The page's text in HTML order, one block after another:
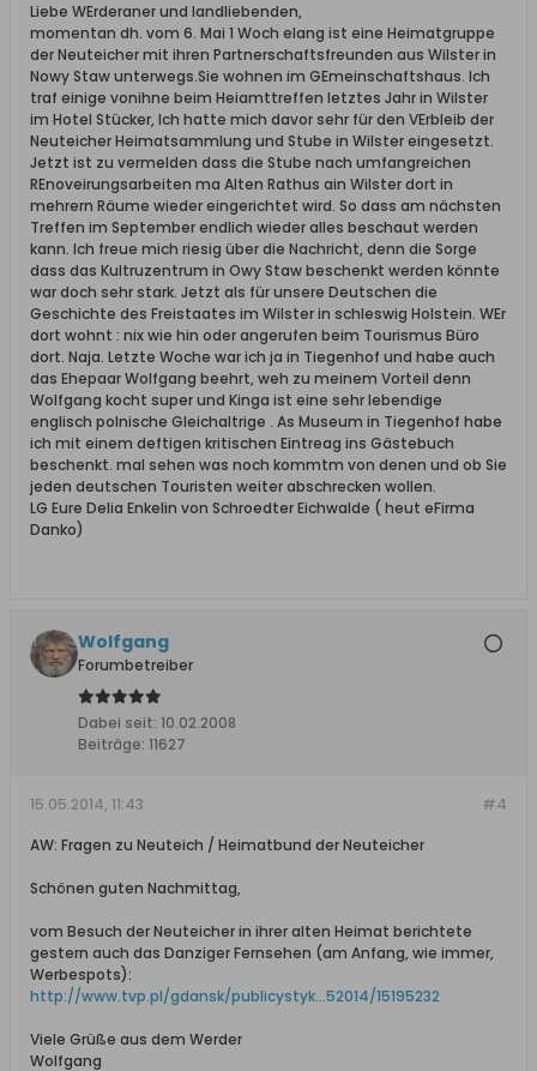
Liebe WErderaner und landliebenden,
momentan dh. vom 6. Mai 1 Woch elang ist eine Heimatgruppe
der Neuteicher mit ihren Partnerschaftsfreunden aus Wilster in
Nowy Staw unterwegs.Sie wohnen im GEmeinschaftshaus. Ich
traf einige vonihne beim Heiamttreffen letztes Jahr in Wilster
im Hotel Stücker, Ich hatte mich davor sehr für den VErbleib der
Neuteicher Heimatsammlung und Stube in Wilster eingesetzt.
Jetzt ist zu vermelden dass die Stube nach umfangreichen
REnoveirungsarbeiten ma Alten Rathus ain Wilster dort in
mehrern Räume wieder eingerichtet wird. So dass am nächsten
Treffen im September endlich wieder alles beschaut werden
kann. Ich freue mich riesig über die Nachricht, denn die Sorge
dass das Kultruzentrum in Owy Staw beschenkt werden könnte
war doch sehr stark. Jetzt als für unsere Deutschen die
Geschichte des Freistaates im Wilster in schleswig Holstein. WEr
dort wohnt : nix wie hin oder angerufen beim Tourismus Büro
dort. Naja. Letzte Woche war ich ja in Tiegenhof und habe auch
das Ehepaar Wolfgang beehrt, weh zu meinem Vorteil denn
Wolfgang kocht super und Kinga ist eine sehr lebendige
englisch polnische Gleichaltrige . As Museum in Tiegenhof habe
ich mit einem deftigen kritischen Eintreag ins Gästebuch
beschenkt. mal sehen was noch kommtm von denen und ob Sie
jeden deutschen Touristen weiter abschrecken wollen.
LG Eure Delia Enkelin von Schroedter Eichwalde ( heut eFirma
Danko)
Wolfgang
Forumbetreiber
Dabei seit: 10.02.2008
Beiträge: 11627
#4
15.05.2014, 11:43
AW: Fragen zu Neuteich / Heimatbund der Neuteicher
Schönen guten Nachmittag,
vom Besuch der Neuteicher in ihrer alten Heimat berichtete
gestern auch das Danziger Fernsehen (am Anfang, wie immer,
Werbespots):
http://www.tvp.pl/gdansk/publicystyk...52014/15195232
Viele Grüße aus dem Werder
Wolfgang